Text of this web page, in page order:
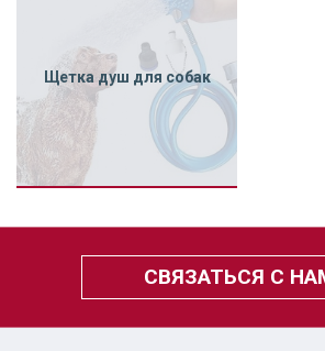
Щетка душ для собак
СВЯЗАТЬСЯ С